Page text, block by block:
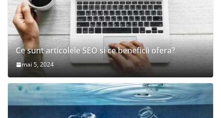
Ce sunt articolele SEO si ce beneficii ofera?
mai 5, 2024